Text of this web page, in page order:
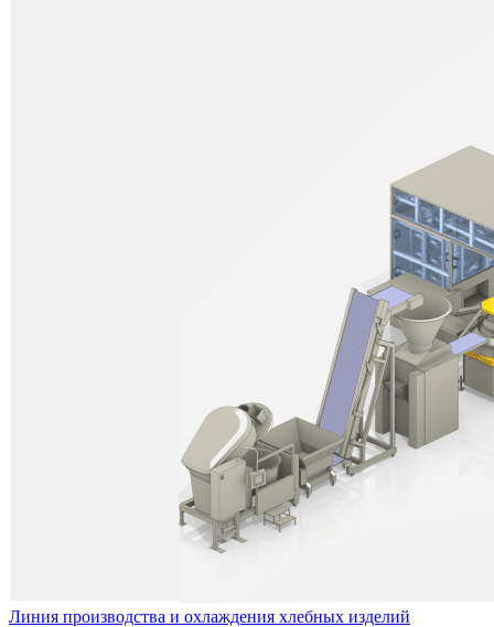
Линия производства и охлаждения хлебных изделий